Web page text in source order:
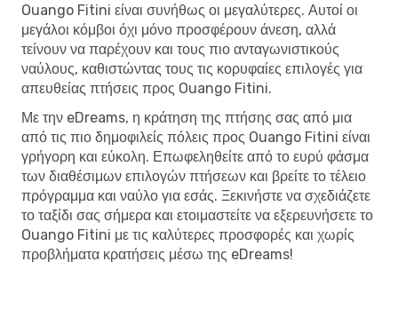
Ouango Fitini είναι συνήθως οι μεγαλύτερες. Αυτοί οι
μεγάλοι κόμβοι όχι μόνο προσφέρουν άνεση, αλλά
τείνουν να παρέχουν και τους πιο ανταγωνιστικούς
ναύλους, καθιστώντας τους τις κορυφαίες επιλογές για
απευθείας πτήσεις προς Ouango Fitini.
Με την eDreams, η κράτηση της πτήσης σας από μια
από τις πιο δημοφιλείς πόλεις προς Ouango Fitini είναι
γρήγορη και εύκολη. Επωφεληθείτε από το ευρύ φάσμα
των διαθέσιμων επιλογών πτήσεων και βρείτε το τέλειο
πρόγραμμα και ναύλο για εσάς. Ξεκινήστε να σχεδιάζετε
το ταξίδι σας σήμερα και ετοιμαστείτε να εξερευνήσετε το
Ouango Fitini με τις καλύτερες προσφορές και χωρίς
προβλήματα κρατήσεις μέσω της eDreams!